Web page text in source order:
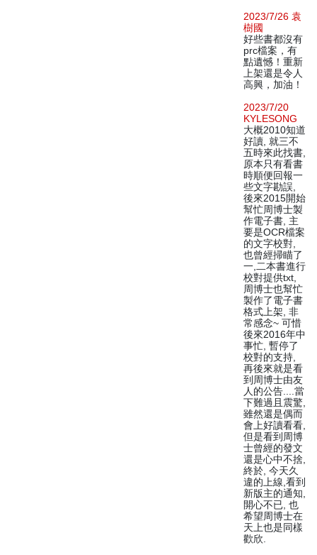
2023/7/26 袁
樹國
好些書都沒有
prc檔案，有
點遺憾！重新
上架還是令人
高興，加油！
2023/7/20
KYLESONG
大概2010知道
好讀, 就三不
五時來此找書,
原本只有看書
時順便回報一
些文字勘誤,
後來2015開始
幫忙周博士製
作電子書, 主
要是OCR檔案
的文字校對,
也曾經掃瞄了
一,二本書進行
校對提供txt,
周博士也幫忙
製作了電子書
格式上架, 非
常感念~ 可惜
後來2016年中
事忙, 暫停了
校對的支持,
再後來就是看
到周博士由友
人的公告....當
下難過且震驚,
雖然還是偶而
會上好讀看看,
但是看到周博
士曾經的發文
還是心中不捨,
終於, 今天久
違的上線,看到
新版主的通知,
開心不已, 也
希望周博士在
天上也是同樣
歡欣.